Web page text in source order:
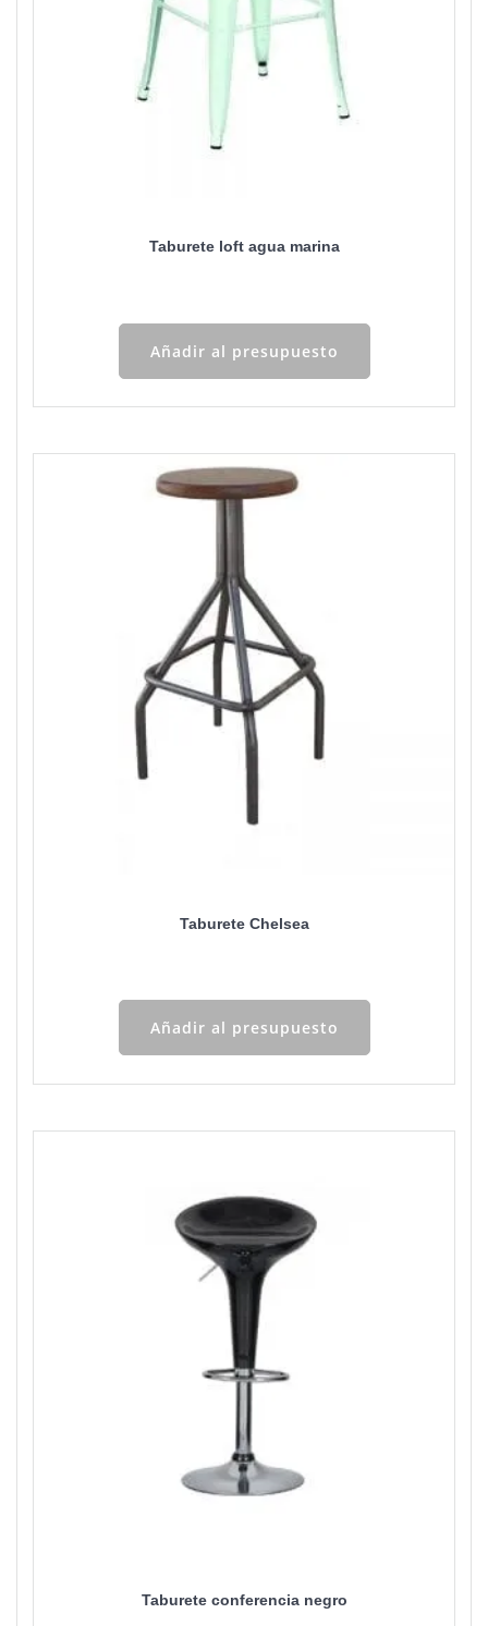
Taburete loft agua marina
Añadir al presupuesto
Taburete Chelsea
Añadir al presupuesto
Taburete conferencia negro